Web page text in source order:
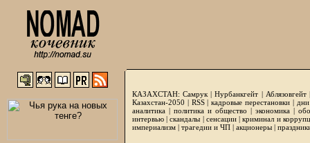
КАЗАХСТАН: Самрук |Нурбанкгейт | Аблязовгейт
Казахстан-2050 | RSS|кадровые перестановки|
аналитика | политика и общество | экономика |
интервью |скандалы | сенсации|криминал и
империализм | трагедии и ЧП | акционеры |